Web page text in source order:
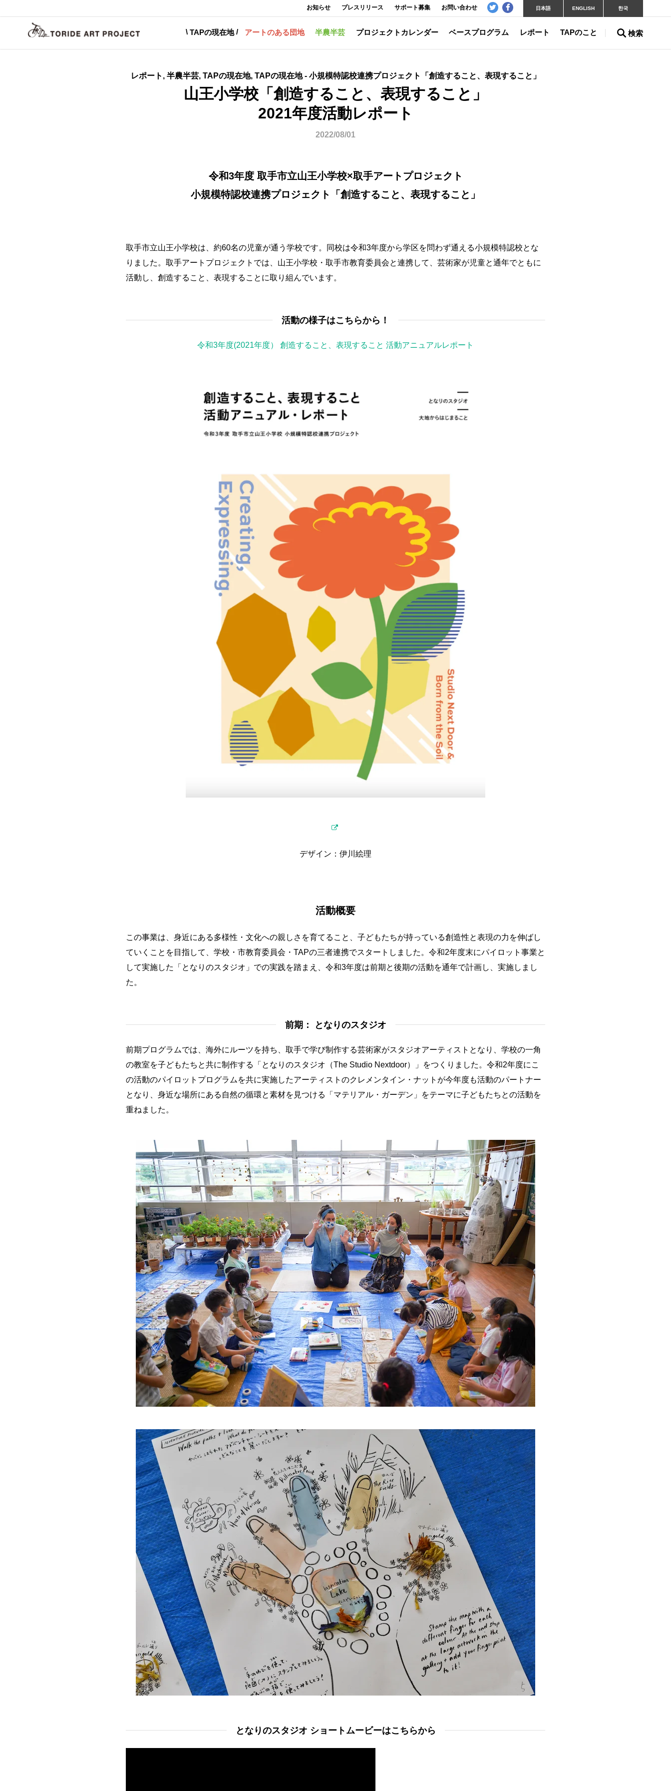
TAPの現在地 アートのある団地 半農半芸 プロジェクトカレンダー ベースプログラム レポート TAPのこと 検索
お知らせ プレスリリース サポート募集 お問い合わせ 日本語 ENGLISH 한국
レポート, 半農半芸, TAPの現在地, TAPの現在地 - 小規模特認校連携プロジェクト「創造すること、表現すること」
山王小学校「創造すること、表現すること」
2021年度活動レポート
2022/08/01
令和3年度 取手市立山王小学校×取手アートプロジェクト
小規模特認校連携プロジェクト「創造すること、表現すること」
取手市立山王小学校は、約60名の児童が通う学校です。同校は令和3年度から学区を問わず通える小規模特認校とな
りました。取手アートプロジェクトでは、山王小学校・取手市教育委員会と連携して、芸術家が児童と通年でともに
活動し、創造すること、表現することに取り組んでいます。
活動の様子はこちらから！
令和3年度(2021年度） 創造すること、表現すること 活動アニュアルレポート
デザイン：伊川絵理
活動概要
この事業は、身近にある多様性・文化への親しさを育てること、子どもたちが持っている創造性と表現の力を伸ばし
ていくことを目指して、学校・市教育委員会・TAPの三者連携でスタートしました。令和2年度末にパイロット事業と
して実施した「となりのスタジオ」での実践を踏まえ、令和3年度は前期と後期の活動を通年で計画し、実施しまし
た。
前期： となりのスタジオ
前期プログラムでは、海外にルーツを持ち、取手で学び制作する芸術家がスタジオアーティストとなり、学校の一角
の教室を子どもたちと共に制作する「となりのスタジオ（The Studio Nextdoor）」をつくりました。令和2年度にこ
の活動のパイロットプログラムを共に実施したアーティストのクレメンタイン・ナットが今年度も活動のパートナー
となり、身近な場所にある自然の循環と素材を見つける「マテリアル・ガーデン」をテーマに子どもたちとの活動を
重ねました。
となりのスタジオ ショートムービーはこちらから